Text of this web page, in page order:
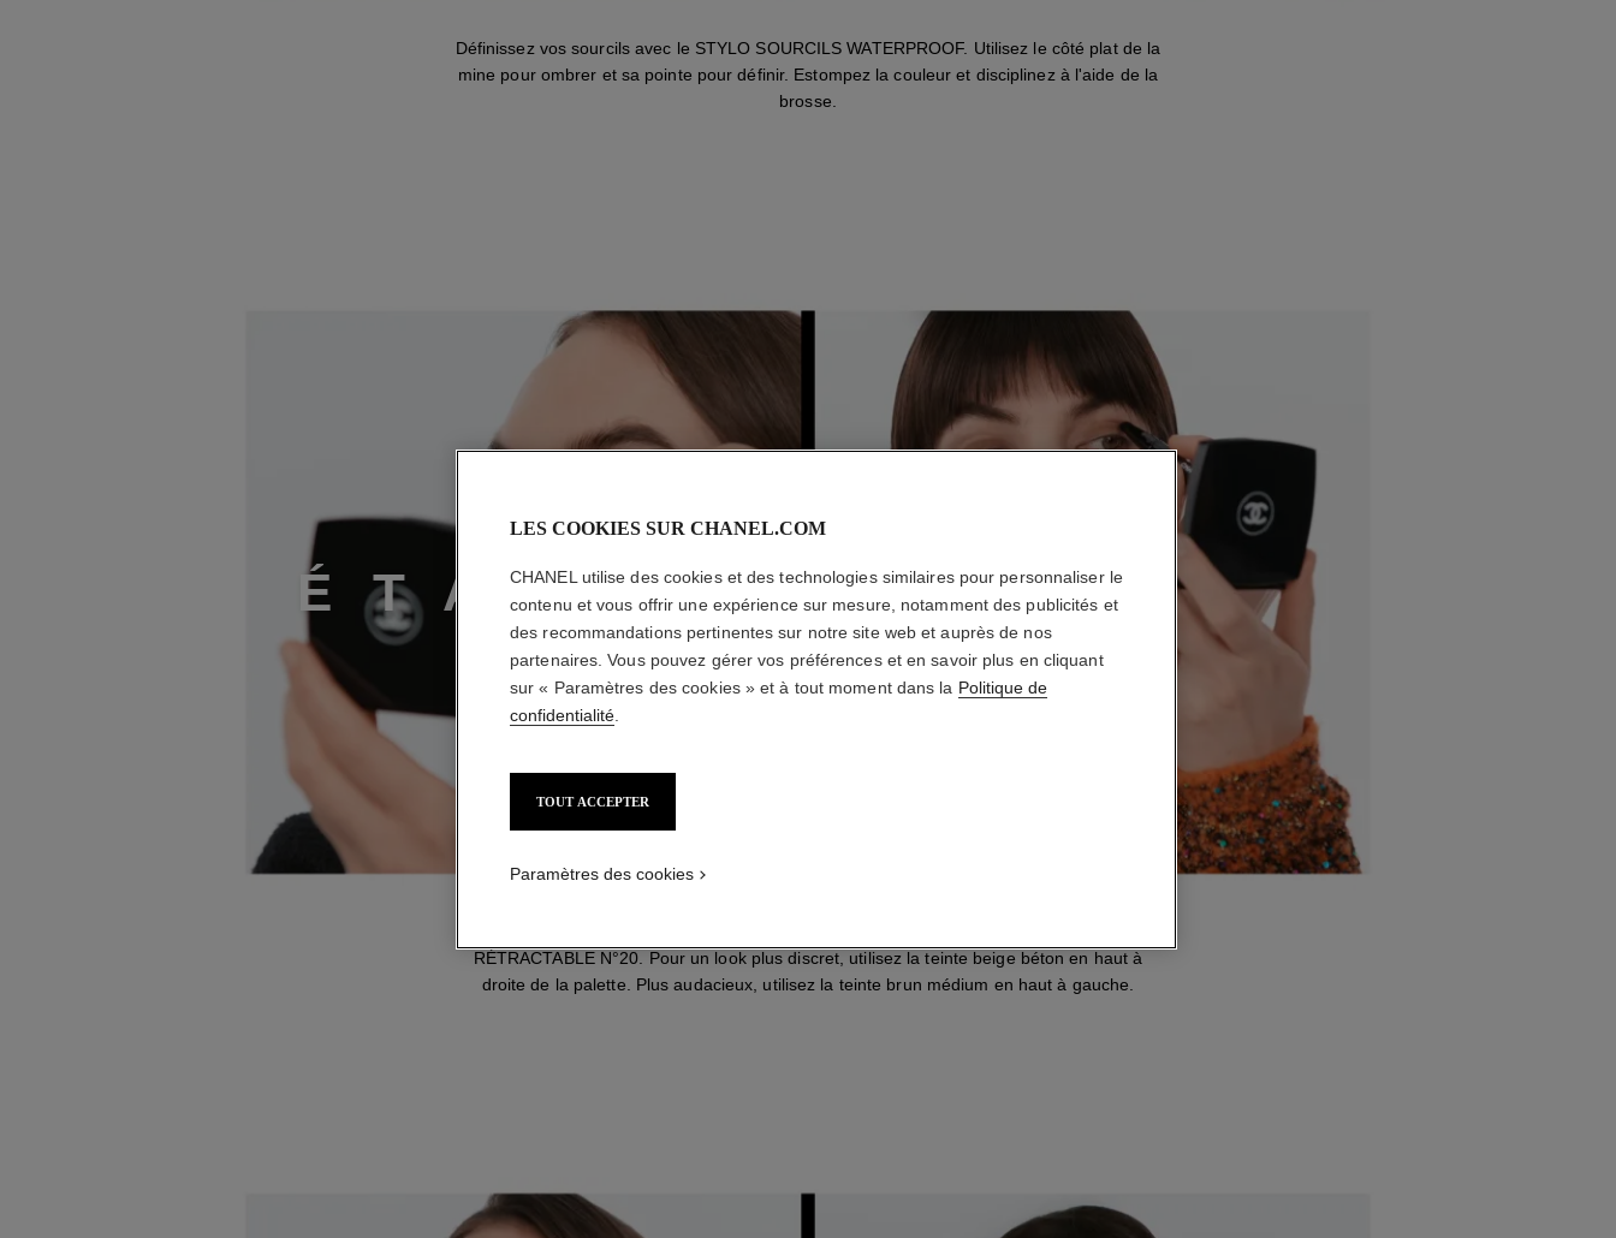
Définissez vos sourcils avec le STYLO SOURCILS WATERPROOF. Utilisez le côté plat de la
mine pour ombrer et sa pointe pour définir. Estompez la couleur et disciplinez à l'aide de la
brosse.
ÉT APE 2
RÉTRACTABLE N°20. Pour un look plus discret, utilisez la teinte beige béton en haut à
droite de la palette. Plus audacieux, utilisez la teinte brun médium en haut à gauche.
LES COOKIES SUR CHANEL.COM
CHANEL utilise des cookies et des technologies similaires pour personnaliser le
contenu et vous offrir une expérience sur mesure, notamment des publicités et
des recommandations pertinentes sur notre site web et auprès de nos
partenaires. Vous pouvez gérer vos préférences et en savoir plus en cliquant
sur « Paramètres des cookies » et à tout moment dans la Politique de
confidentialité
TOUT ACCEPTER
Paramètres des cookies